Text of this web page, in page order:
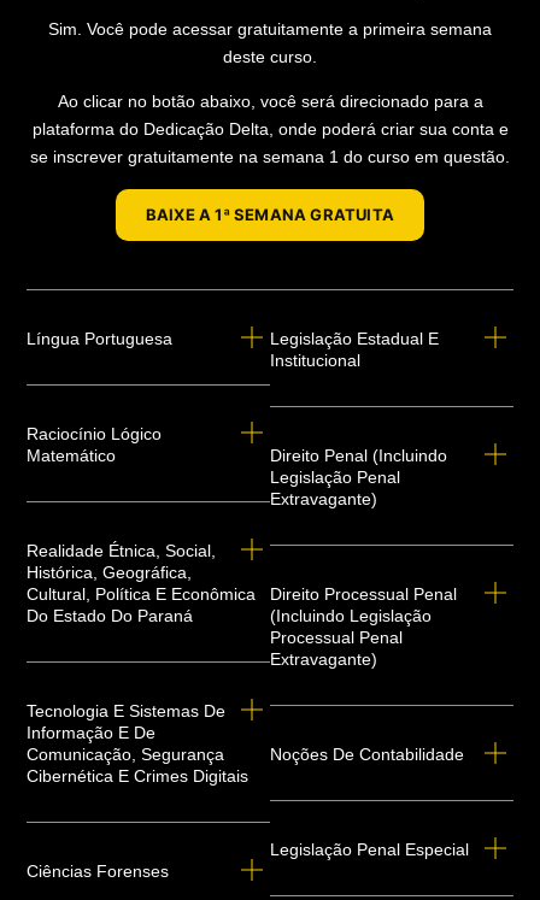
Sim. Você pode acessar gratuitamente a primeira semana
deste curso.
Ao clicar no botão abaixo, você será direcionado para a
plataforma do Dedicação Delta, onde poderá criar sua conta e
se inscrever gratuitamente na semana 1 do curso em questão.
BAIXE A 1ª SEMANA GRATUITA
Língua Portuguesa
Raciocínio Lógico
Matemático
Realidade Étnica, Social,
Histórica, Geográfica,
Cultural, Política E Econômica
Do Estado Do Paraná
Tecnologia E Sistemas De
Informação E De
Comunicação, Segurança
Cibernética E Crimes Digitais
Ciências Forenses
Legislação Estadual E
Institucional
Direito Penal (incluindo
Legislação Penal
Extravagante)
Direito Processual Penal
(incluindo Legislação
Processual Penal
Extravagante)
Noções De Contabilidade
Legislação Penal Especial